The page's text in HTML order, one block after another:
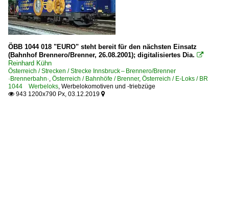
ÖBB 1044 018 "EURO" steht bereit für den nächsten Einsatz
(Bahnhof Brennero/Brenner, 26.08.2001); digitalisiertes Dia. 
Reinhard Kühn
Österreich / Strecken / Strecke Innsbruck – Brennero/Brenner
·Brennerbahn·, Österreich / Bahnhöfe / Brenner, Österreich / E-Loks / BR
1044 Werbeloks, Werbelokomotiven und -triebzüge
 943 1200x790 Px, 03.12.2019 